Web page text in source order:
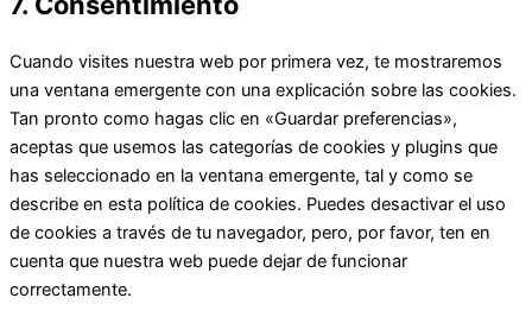
Cuando visites nuestra web por primera vez, te mostraremos
una ventana emergente con una explicación sobre las cookies.
Tan pronto como hagas clic en «Guardar preferencias»,
aceptas que usemos las categorías de cookies y plugins que
has seleccionado en la ventana emergente, tal y como se
describe en esta política de cookies. Puedes desactivar el uso
de cookies a través de tu navegador, pero, por favor, ten en
cuenta que nuestra web puede dejar de funcionar
correctamente.